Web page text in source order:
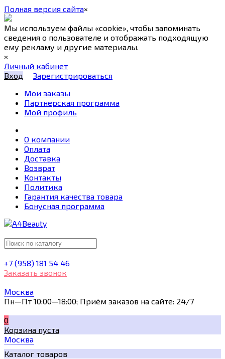
Полная версия сайта×
Мы используем файлы «cookie», чтобы запоминать
сведения о пользователе и отображать подходящую
ему рекламу и другие материалы.
×
Личный кабинет
Вход
Зарегистрироваться
Мои заказы
Партнерская программа
Мой профиль
О компании
Оплата
Доставка
Возврат
Контакты
Политика
Гарантия качества товара
Бонусная программа
+7 (958) 181 54 46
Заказать звонок
Москва
Пн—Пт 10:00—18:00; Приём заказов на сайте: 24/7
0
Корзина пуста
Москва
Каталог товаров